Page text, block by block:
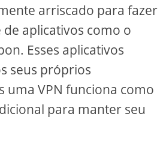
arriscado para fazer
aplicativos como o
Esses aplicativos
seus próprios
uma VPN funciona como
para manter seu